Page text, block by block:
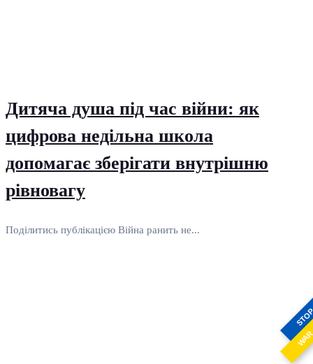
Дитяча душа під час війни: як
цифрова недільна школа
допомагає зберігати внутрішню
рівновагу
Поділитись публікацією Війна ранить не...